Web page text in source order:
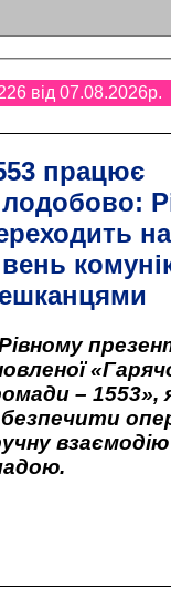
від 07.08.2026p.
працює
– 1553»,